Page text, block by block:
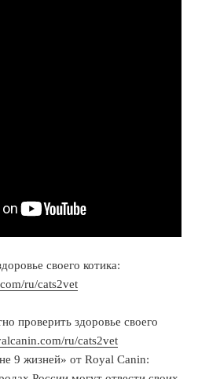
своего котика:
ru/cats2vet
проверить здоровье своего
ru/cats2vet
9 жизней» от Royal Canin: